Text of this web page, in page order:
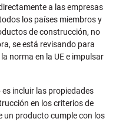
a las empresas
los países miembros y
de construcción, no
se está revisando para
norma en la UE e impulsar
incluir las propiedades
en los criterios de
un producto cumple con los